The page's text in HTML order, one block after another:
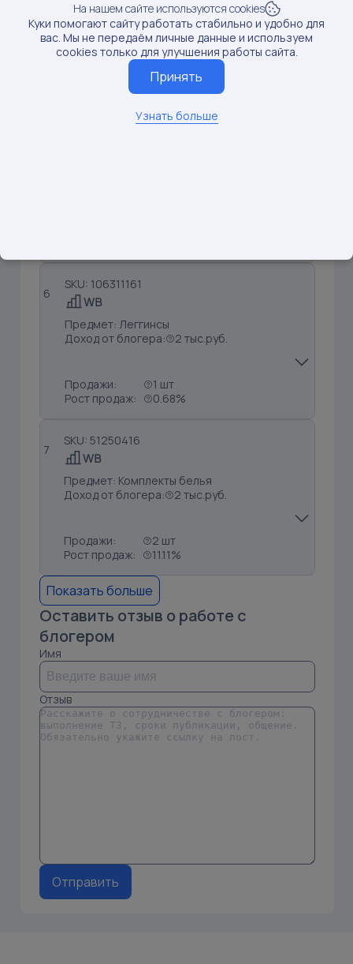
Предмет: Сумки
Доход от блогера:
3 тыс.руб.
1 шт
Рост продаж:
0.72%
SKU: 190352133
6
SKU: 106311161
Предмет: Леггинсы
Доход от блогера:
2 тыс.руб.
Продажи:
1 шт
Рост продаж:
0.68%
7
SKU: 51250416
Предмет: Комплекты белья
Доход от блогера:
2 тыс.руб.
Продажи:
2 шт
Рост продаж:
11.11%
Показать больше
Оставить отзыв о работе с
блогером
Имя
Отзыв
Отправить
На нашем сайте используются cookies
Куки помогают сайту работать стабильно и удобно для
вас. Мы не передаём личные данные и используем
cookies только для улучшения работы сайта.
Принять
Узнать больше